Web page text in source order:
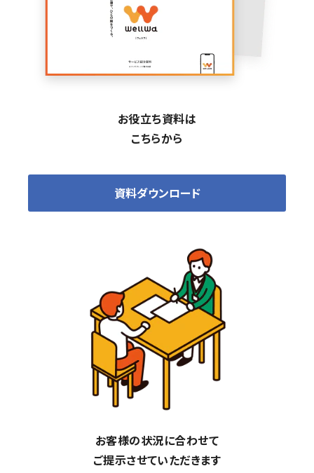
お役立ち資料は
こちらから
資料ダウンロード
お客様の状況に合わせて
ご提示させていただきます